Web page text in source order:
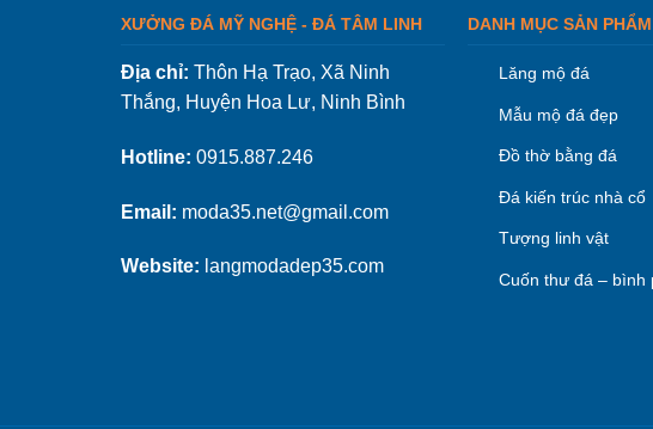
XƯỞNG ĐÁ MỸ NGHỆ - ĐÁ TÂM LINH
Địa chỉ: Thôn Hạ Trạo, Xã Ninh
Thắng, Huyện Hoa Lư, Ninh Bình
Hotline: 0915.887.246
Email: moda35.net@gmail.com
Website: langmodadep35.com
DANH MỤC SẢN
Lăng mộ đá
Mẫu mộ đá đẹp
Đồ thờ bằng đá
Đá kiến trúc nhà cổ
Tượng linh vật
Cuốn thư đá – bình